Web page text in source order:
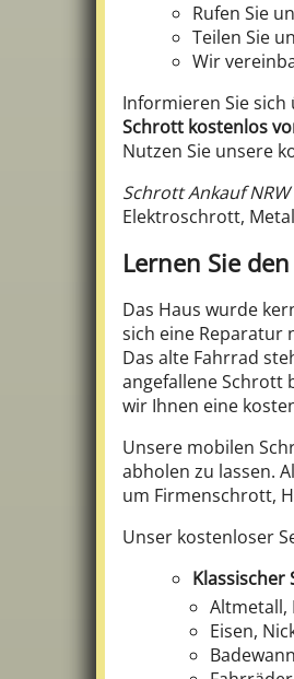
Rufen Sie
Teilen Sie
Wir
Informieren Sie
Schrott kostenlos
Nutzen Sie unsere
Schrott Ankauf NRW
Elektroschrott,
Lernen Sie
Das Haus wurde
sich eine Reparatur
Das alte Fahrrad
angefallene Schrott
wir Ihnen eine
Unsere mobilen
abholen zu lassen.
um Firmenschrott,
Unser kostenloser
Klassischer
Altmetall,
Eisen,